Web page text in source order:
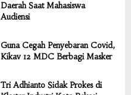
Daerah Saat Mahasiswa
Audiensi
Guna Cegah Penyebaran Covid,
Kikav 12 MDC Berbagi Masker
Tri Adhianto Sidak Prokes di